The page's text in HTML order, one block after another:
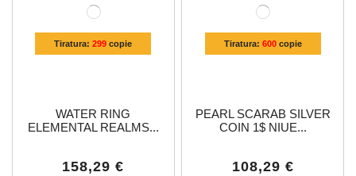
Tiratura:299 copie
WATER RING
ELEMENTAL REALMS...
158,29 €
Tiratura: 600copie
PEARL SCARAB SILVER
COIN 1$ NIUE...
108,29 €